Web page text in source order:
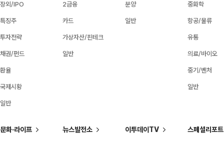
장외/IPO
특징주
투자전략
채권/펀드
환율
국제시황
일반
2금융
카드
가상자산/핀테크
일반
분양
일반
중화학
항공/물류
유통
의료/바이오
중기/벤처
일반
문화·라이프 뉴스발전소 이투데이TV 스페셜리포트